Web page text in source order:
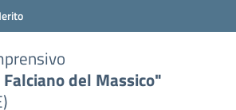
del Massico"